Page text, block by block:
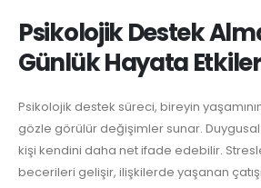
Psikolojik Destek
Günlük Hayata
Psikolojik destek süreci, bireyin
gözle görülür değişimler sunar. Duygusal
kişi kendini daha net ifade edebilir.
becerileri gelişir, ilişkilerde yaşanan